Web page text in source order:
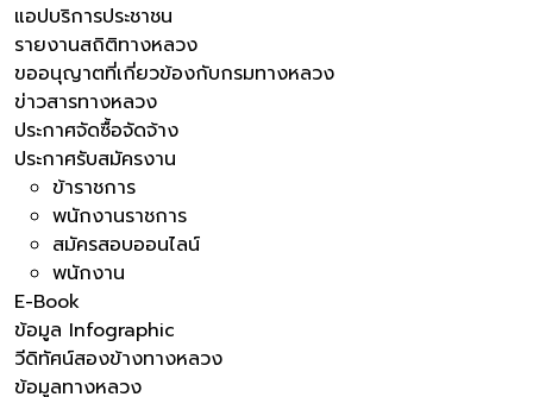
แอปบริการประชาชน
รายงานสถิติทางหลวง
ขออนุญาตที่เกี่ยวข้องกับกรมทางหลวง
ข่าวสารทางหลวง
ประกาศจัดซื้อจัดจ้าง
ประกาศรับสมัครงาน
ข้าราชการ
พนักงานราชการ
สมัครสอบออนไลน์
พนักงาน
E-Book
ข้อมูล Infographic
วีดิทัศน์สองข้างทางหลวง
ข้อมูลทางหลวง